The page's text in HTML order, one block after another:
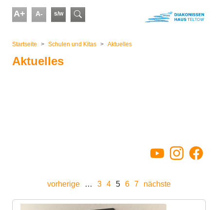
A+ A- s/w Suchformular
Startseite
Schulen und Kitas Aktuelles
Aktuelles
YouTubeInstagram
vorherige … 3 4 5 6 7 nächste